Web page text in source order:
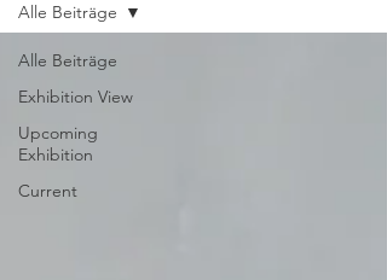
Alle Beiträge
Exhibition View
Upcoming
Exhibition
Current
Alle Beiträge